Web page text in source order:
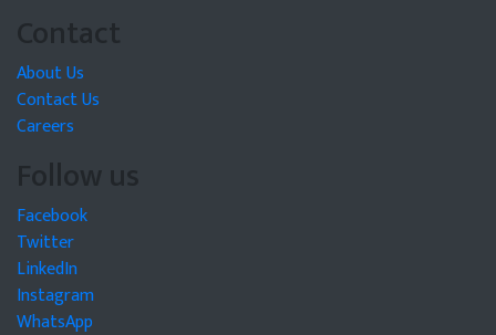
Contact
About Us
Contact Us
Careers
Follow us
Facebook
Twitter
LinkedIn
Instagram
WhatsApp